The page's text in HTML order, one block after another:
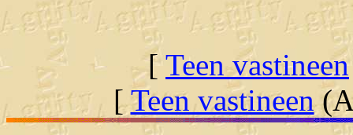
[Teen vastineen
[Teen vastineen